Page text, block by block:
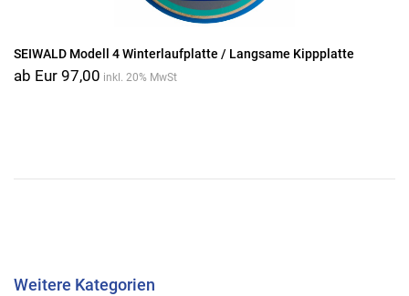
SEIWALD Modell 4 Winterlaufplatte / Langsame Kippplatte
ab Eur 97,00 inkl. 20% MwSt
Weitere Kategorien